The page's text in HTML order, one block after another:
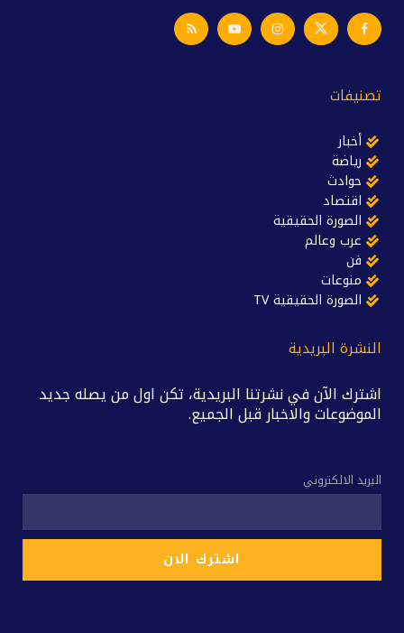
تصنيفات
أخبار
رياضة
حوادث
اقتصاد
الصورة الحقيقية
عرب وعالم
فن
منوعات
الصورة الحقيقية TV
النشرة البريدية
اشترك الآن في نشرتنا البريدية، تكن اول من يصله جديد
الموضوعات والاخبار قبل الجميع.
البريد الالكتروني